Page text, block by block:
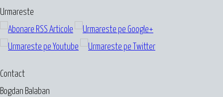
Urmareste
Contact
Bogdan Balaban